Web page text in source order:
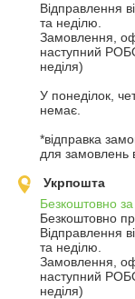
Відправлення
та неділю.
Замовлення,
наступний
неділя)
У понеділок,
немає.
*відправка
для замовлень
Укрпошта
Безкоштовно
Безкоштовно
Відправлення
та неділю.
Замовлення,
наступний
неділя)